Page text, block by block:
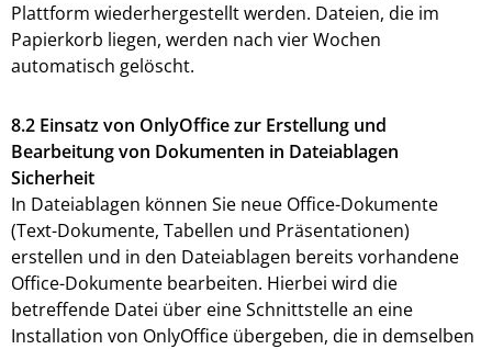
Plattform wiederhergestellt werden. Dateien, die im
Papierkorb liegen, werden nach vier Wochen
automatisch gelöscht.
8.2 Einsatz von OnlyOffice zur Erstellung und
Bearbeitung von Dokumenten in Dateiablagen
Sicherheit
In Dateiablagen können Sie neue Office-Dokumente
(Text-Dokumente, Tabellen und Präsentationen)
erstellen und in den Dateiablagen bereits vorhandene
Office-Dokumente bearbeiten. Hierbei wird die
betreffende Datei über eine Schnittstelle an eine
Installation von OnlyOffice übergeben, die in demselben